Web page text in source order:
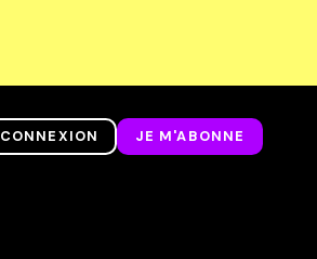
CONNEXION JE M'ABONNE